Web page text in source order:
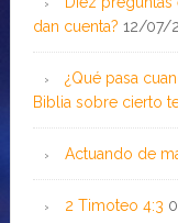
dan cuenta? 12/07/
¿Qué pasa
Biblia sobre cierto
Actuando de
2 Timoteo 4:3